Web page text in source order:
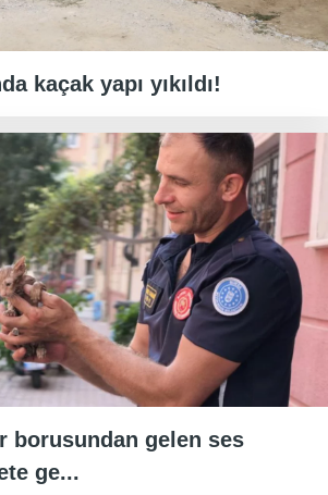
kaçak yapı yıkıldı!
borusundan gelen ses
ge...